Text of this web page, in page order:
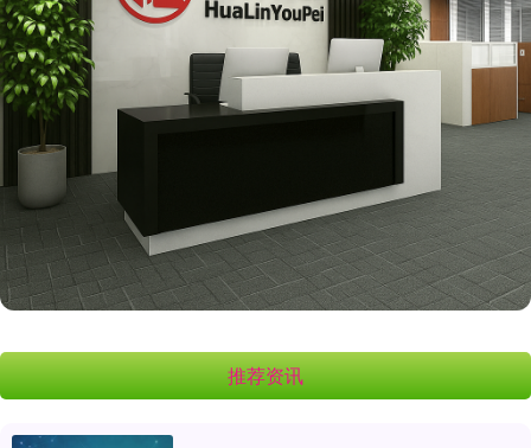
推荐资讯